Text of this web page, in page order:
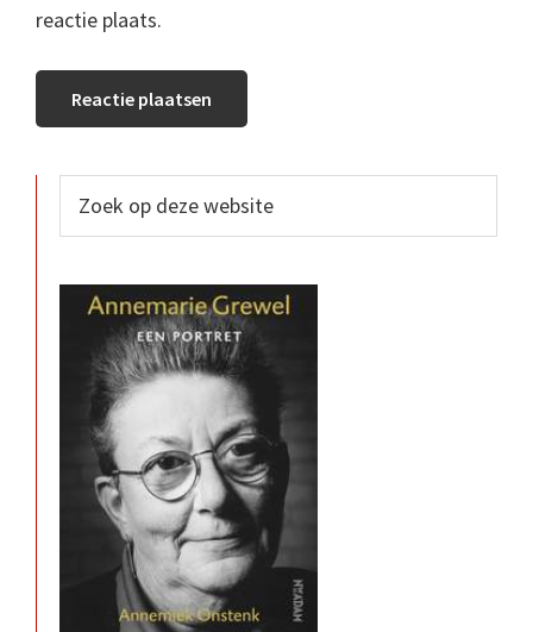
reactie plaats.
Primaire
Sidebar
op